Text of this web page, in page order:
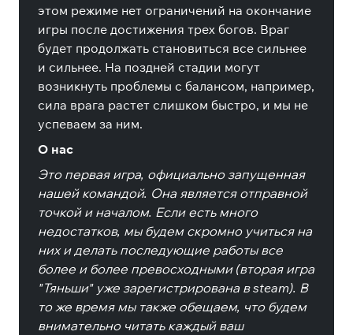
этом режиме нет ограничений на окончание
игры после достижения трех богов. Враг
будет продолжать становиться все сильнее
и сильнее. На поздней стадии могут
возникнуть проблемы с балансом, например,
сила врага растет слишком быстро, и мы не
успеваем за ним.
О нас
Это первая игра, официально запущенная
нашей командой. Она является отправной
точкой и началом. Если есть много
недостатков, мы будем скромно учиться на
них и делать последующие работы все
более и более превосходными (вторая игра
"Тяньши" уже зарегистрирована в steam). В
то же время мы также обещаем, что будем
внимательно читать каждый ваш